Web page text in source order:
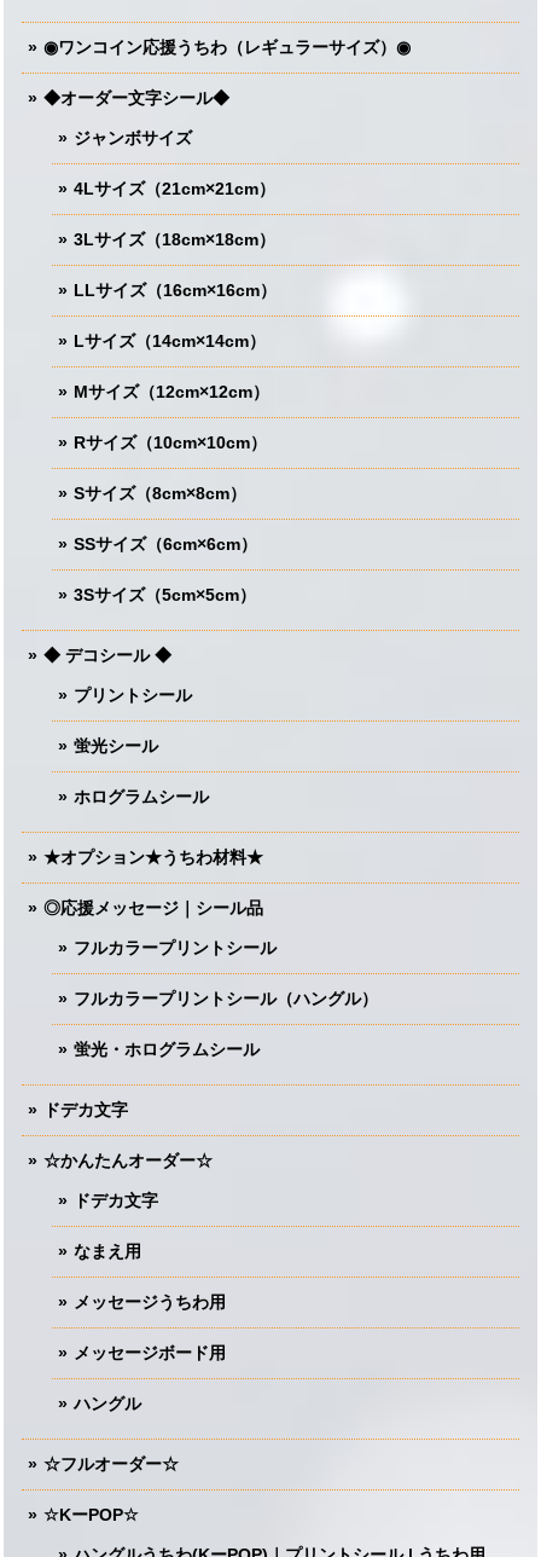
◉ワンコイン応援うちわ（レギュラーサイズ）◉
◆オーダー文字シール◆
ジャンボサイズ
4Lサイズ（21cm×21cm）
3Lサイズ（18cm×18cm）
LLサイズ（16cm×16cm）
Lサイズ（14cm×14cm）
Mサイズ（12cm×12cm）
Rサイズ（10cm×10cm）
Sサイズ（8cm×8cm）
SSサイズ（6cm×6cm）
3Sサイズ（5cm×5cm）
◆ デコシール ◆
プリントシール
蛍光シール
ホログラムシール
★オプション★うちわ材料★
◎応援メッセージ｜シール品
フルカラープリントシール
フルカラープリントシール（ハングル）
蛍光・ホログラムシール
ドデカ文字
☆かんたんオーダー☆
ドデカ文字
なまえ用
メッセージうちわ用
メッセージボード用
ハングル
☆フルオーダー☆
☆KーPOP☆